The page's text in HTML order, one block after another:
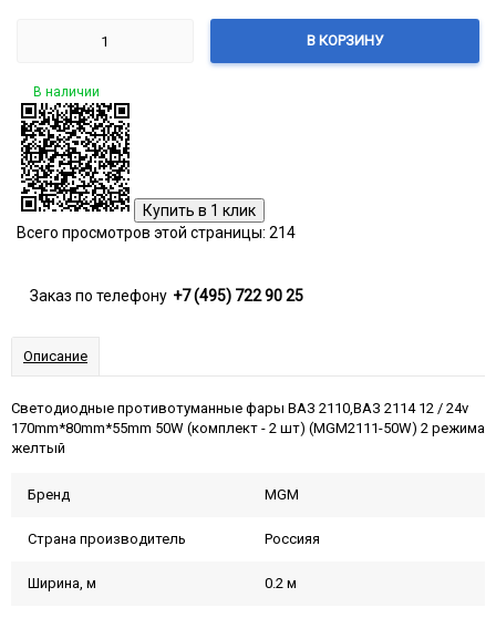
В КОРЗИНУ
В наличии
Всего просмотров этой страницы: 214
Заказ по телефону +7 (495) 722 90 25
Описание
Светодиодные противотуманные фары ВАЗ 2110,ВАЗ 2114 12 / 24v
170mm*80mm*55mm 50W (комплект - 2 шт) (MGM2111-50W) 2 режимa
желтый
Бренд MGM
Страна производитель Россияя
Ширина, м 0.2 м